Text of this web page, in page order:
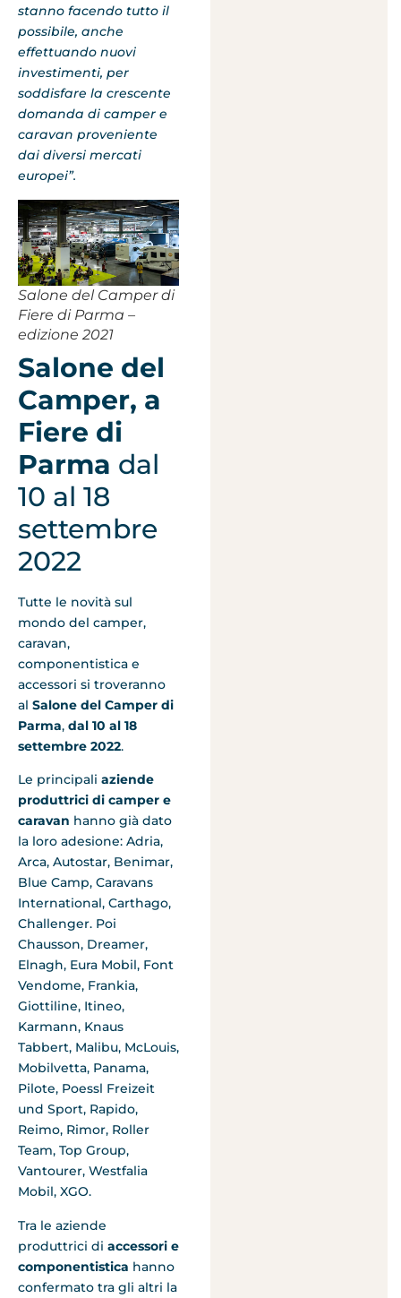
stanno facendo tutto il
possibile, anche
effettuando nuovi
investimenti, per
soddisfare la crescente
domanda di camper e
caravan proveniente
dai diversi mercati
europei”.
Salone del Camper di
Fiere di Parma –
edizione 2021
Salone del
Camper, a
Fiere di
Parma dal
10 al 18
settembre
2022
Tutte le novità sul
mondo del camper,
caravan,
componentistica e
accessori si troveranno
al Salone del Camper di
Parma, dal 10 al 18
settembre 2022.
Le principali aziende
produttrici di camper e
caravan hanno già dato
la loro adesione: Adria,
Arca, Autostar, Benimar,
Blue Camp, Caravans
International, Carthago,
Challenger. Poi
Chausson, Dreamer,
Elnagh, Eura Mobil, Font
Vendome, Frankia,
Giottiline, Itineo,
Karmann, Knaus
Tabbert, Malibu, McLouis,
Mobilvetta, Panama,
Pilote, Poessl Freizeit
und Sport, Rapido,
Reimo, Rimor, Roller
Team, Top Group,
Vantourer, Westfalia
Mobil, XGO.
Tra le aziende
produttrici di accessori e
componentistica hanno
confermato tra gli altri la